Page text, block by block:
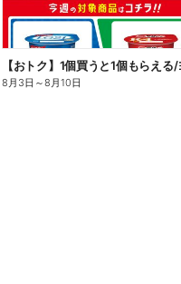
8月3日 ～8月10日